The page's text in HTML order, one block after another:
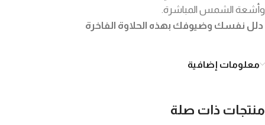
وأشعة الشمس المباشرة.
دلل نفسك وضيوفك بهذه الحلاوة الفاخرة
معلومات إضافية
منتجات ذات صلة